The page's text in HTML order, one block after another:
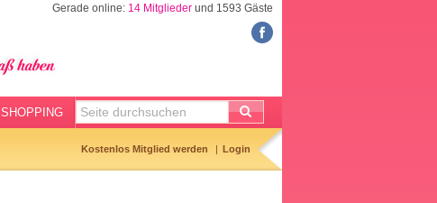
Gerade online: 14 Mitglieder und 1593 Gäste
SHOPPING
Kostenlos Mitglied werden Login